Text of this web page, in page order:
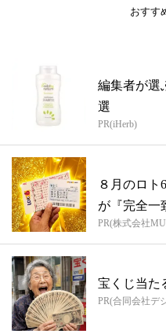
おすす
編集者が選
選
PR(iHerb)
８月のロト
が『完全一
PR(株式会社
宝くじ当た
PR(合同会社デ